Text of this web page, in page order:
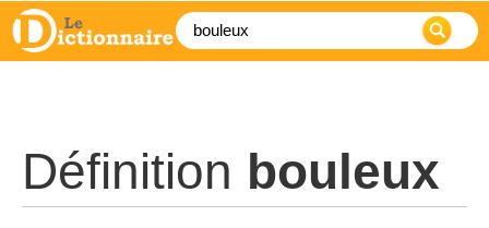
Définition bouleux